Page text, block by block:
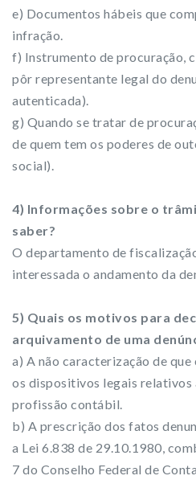
e) Documentos hábeis que
infração.
f) Instrumento de procuração,
pôr representante legal do
autenticada).
g) Quando se tratar de
de quem tem os poderes de
social).
4) Informações sobre o
saber?
O departamento de
interessada o andamento da
5) Quais os motivos para
arquivamento de uma
a) A não caracterização de
os dispositivos legais relativos
profissão contábil.
b) A prescrição dos fatos
a Lei 6.838 de 29.10.1980,
7 do Conselho Federal de